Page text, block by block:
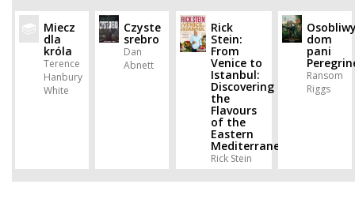
Miecz
dla
króla
Terence
Hanbury
White
Czyste
srebro
Dan
Abnett
Rick
Stein:
From
Venice to
Istanbul:
Discovering
the
Flavours
of the
Eastern
Mediterranean
Rick Stein
dom
pani
Ransom
Riggs